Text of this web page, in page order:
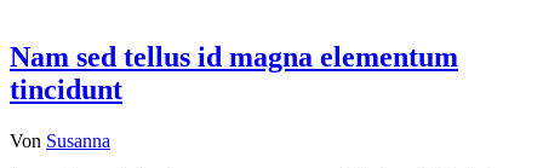
Nam sed tellus id magna elementum
tincidunt
Von Susanna